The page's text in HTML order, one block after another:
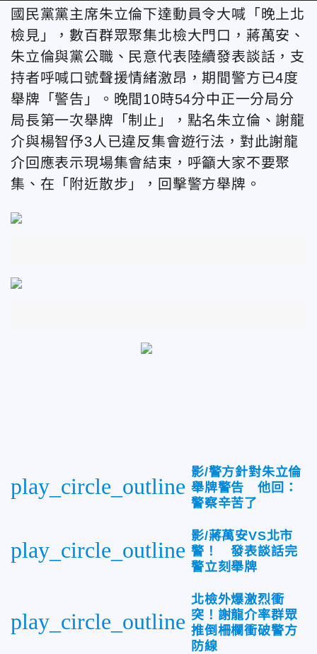
國民黨黨主席朱立倫下達動員令大喊「晚上北
檢見」，數百群眾聚集北檢大門口，蔣萬安、
朱立倫與黨公職、民意代表陸續發表談話，支
持者呼喊口號聲援情緒激昂，期間警方已4度
舉牌「警告」。晚間10時54分中正一分局分
局長第一次舉牌「制止」，點名朱立倫、謝龍
介與楊智伃3人已違反集會遊行法，對此謝龍
介回應表示現場集會結束，呼籲大家不要聚
集、在「附近散步」，回擊警方舉牌。
play_circle_outline
影/警方針對朱立倫
舉牌警告 他回：
警察辛苦了
play_circle_outline
影/蔣萬安VS北市
警！ 發表談話完
警立刻舉牌
play_circle_outline
北檢外爆激烈衝
突！謝龍介率群眾
推倒柵欄衝破警方
防線